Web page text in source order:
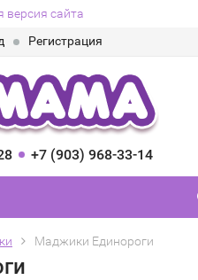
версия сайта
Регистрация
+7 (903) 968-33-14
Маджики Единороги